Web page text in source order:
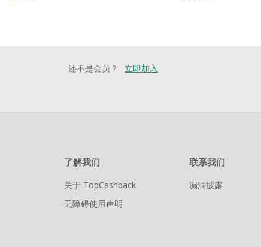
还不是会员？ 立即加入
了解我们
关于 TopCashback
无障碍使用声明
联系我们
漏洞披露